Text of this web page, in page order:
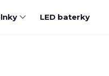
LED baterky